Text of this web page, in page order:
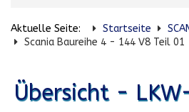
Aktuelle Seite: Startseite
Scania Baureihe 4 - 144 V8 Teil 01
Übersicht -